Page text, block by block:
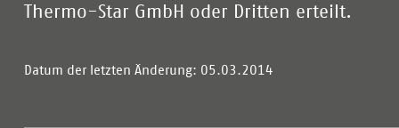
Thermo-Star GmbH oder Dritten erteilt.
Datum der letzten Änderung: 05.03.2014